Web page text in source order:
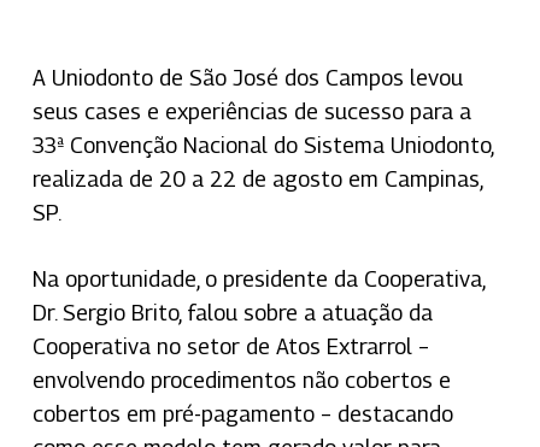
A Uniodonto de São José dos Campos levou
seus cases e experiências de sucesso para a
33ª Convenção Nacional do Sistema Uniodonto,
realizada de 20 a 22 de agosto em Campinas,
SP.
Na oportunidade, o presidente da Cooperativa,
Dr. Sergio Brito, falou sobre a atuação da
Cooperativa no setor de Atos Extrarrol –
envolvendo procedimentos não cobertos e
cobertos em pré-pagamento – destacando